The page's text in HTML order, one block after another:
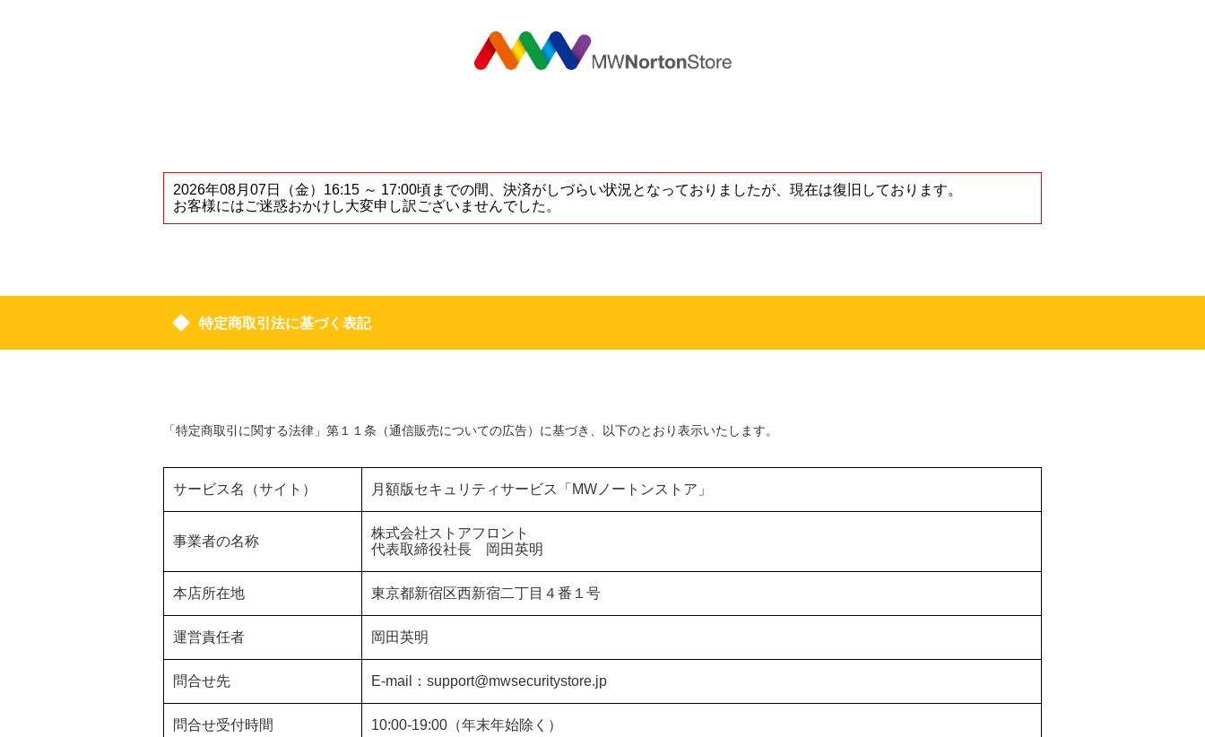
2026年08月07日（金）16:15 ～ 17:00頃までの間、決済がしづらい状況となっておりましたが、現在は復旧しております。
お客様にはご迷惑おかけし大変申し訳ございませんでした。
特定商取引法に基づく表記
「特定商取引に関する法律」第１１条（通信販売についての広告）に基づき、以下のとおり表示いたします。
サービス名（サイト） 月額版セキュリティサービス「MWノートンストア」
事業者の名称
株式会社ストアフロント
代表取締役社長 岡田英明
本店所在地 東京都新宿区西新宿二丁目４番１号
運営責任者 岡田英明
問合せ先 E-mail：support@mwsecuritystore.jp
問合せ受付時間 10:00-19:00（年末年始除く）